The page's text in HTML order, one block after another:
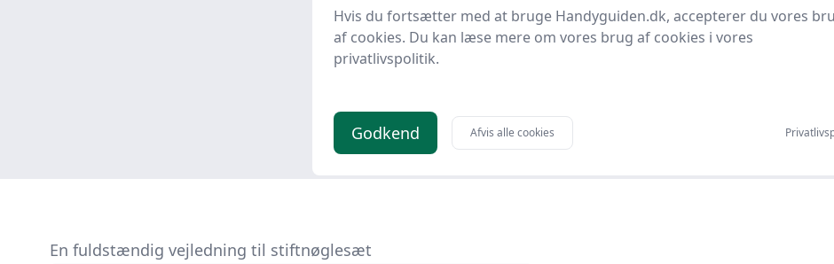
249 kr.
En fuldstændig vejledning til stiftnøglesæt
Hvis du fortsætter med at bruge Handyguiden.dk, accepterer du vores
af cookies. Du kan læse mere om vores brug af cookies i vores
privatlivspolitik.
Godkend Afvis alle cookies